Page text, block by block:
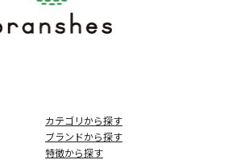
カテゴリから探す
ブランドから探す
特徴から探す